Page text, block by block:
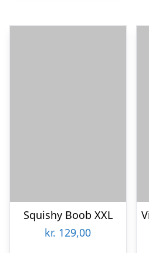
Squishy Boob XXL
kr. 129,00